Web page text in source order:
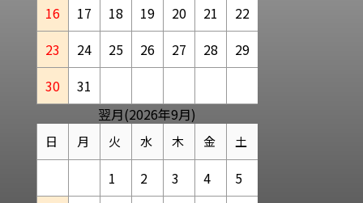
16
17 18 19 20 21
22
23
24 25 26 27 28
29
30
31
翌月(2026年9月)
日 月 火 水 木 金 土
1 2 3 4
5